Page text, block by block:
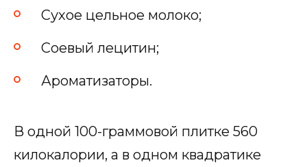
Сухое цельное молоко;
Соевый лецитин;
Ароматизаторы.
В одной 100-граммовой плитке 560
килокалории, а в одном квадратике